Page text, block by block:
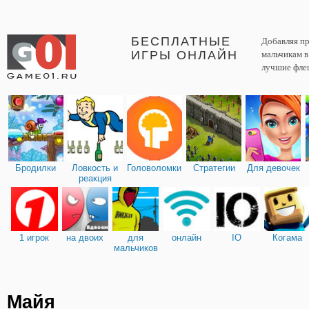
БЕСПЛАТНЫЕ
ИГРЫ ОНЛАЙН
Добавляя
мальчикам
лучшие
Бродилки
Ловкость и
реакция
Головоломки Стратегии Для девочек
1 игрок на двоих
для
мальчиков
онлайн IO Когама
Майя